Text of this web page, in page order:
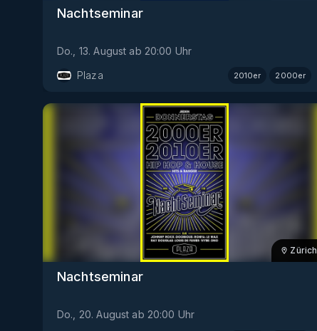
Nachtseminar
Do., 13. August ab 20:00 Uhr
Plaza
2010er 2000er
Zürich
Nachtseminar
Do., 20. August ab 20:00 Uhr